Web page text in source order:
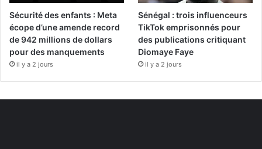
Sécurité des enfants : Meta
écope d’une amende record
de 942 millions de dollars
pour des manquements
il y a 2 jours
Sénégal : trois influenceurs
TikTok emprisonnés pour
des publications critiquant
Diomaye Faye
il y a 2 jours